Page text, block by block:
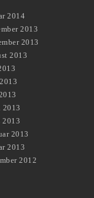
2014
2013
2013
2013
2013
2013
2013
2012